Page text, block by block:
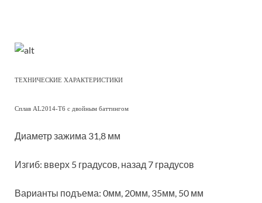
ТЕХНИЧЕСКИЕ ХАРАКТЕРИСТИКИ
Сплав AL2014-T6 с двойным баттингом
Диаметр зажима 31,8 мм
Изгиб: вверх 5 градусов, назад 7 градусов
Варианты подъема: 0мм, 20мм, 35мм, 50 мм